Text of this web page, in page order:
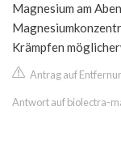
Magnesium am
Krämpfen
Antrag auf
Antwort auf biolectra-